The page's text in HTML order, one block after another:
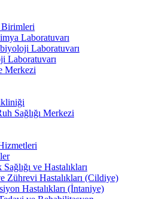
Birimleri
Laboratuvarı
Laboratuvarı
Laboratuvarı
Merkezi
Sağlığı Merkezi
ve Hastalıkları
Zührevi Hastalıkları (Cildiye)
Hastalıkları (İntaniye)